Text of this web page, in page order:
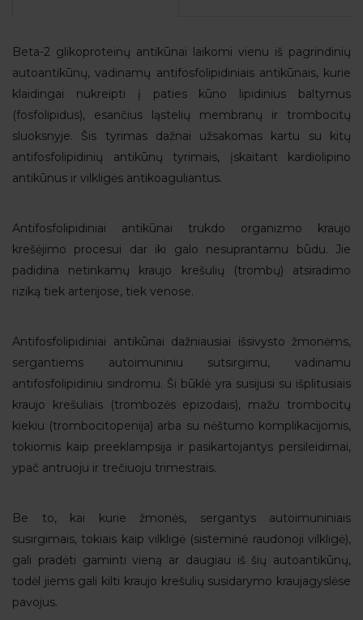
Beta-2 glikoproteinų antikūnai laikomi vienu iš pagrindinių
autoantikūnų, vadinamų antifosfolipidiniais antikūnais, kurie
klaidingai nukreipti į paties kūno lipidinius baltymus
(fosfolipidus), esančius ląstelių membranų ir trombocitų
sluoksnyje. Šis tyrimas dažnai užsakomas kartu su kitų
antifosfolipidinių antikūnų tyrimais, įskaitant kardiolipino
antikūnus ir vilkligės antikoaguliantus.
Antifosfolipidiniai antikūnai trukdo organizmo kraujo
krešėjimo procesui dar iki galo nesuprantamu būdu. Jie
padidina netinkamų kraujo krešulių (trombų) atsiradimo
riziką tiek arterijose, tiek venose.
Antifosfolipidiniai antikūnai dažniausiai išsivysto žmonėms,
sergantiems autoimuniniu sutsirgimu, vadinamu
antifosfolipidiniu sindromu. Ši būklė yra susijusi su išplitusiais
kraujo krešuliais (trombozės epizodais), mažu trombocitų
kiekiu (trombocitopenija) arba su nėštumo komplikacijomis,
tokiomis kaip preeklampsija ir pasikartojantys persileidimai,
ypač antruoju ir trečiuoju trimestrais.
Be to, kai kurie žmonės, sergantys autoimuniniais
susirgimais, tokiais kaip vilkligė (sisteminė raudonoji vilkligė),
gali pradėti gaminti vieną ar daugiau iš šių autoantikūnų,
todėl jiems gali kilti kraujo krešulių susidarymo kraujagyslėse
pavojus.